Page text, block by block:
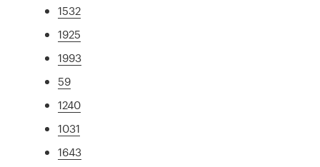
1532
1925
1993
59
1240
1031
1643